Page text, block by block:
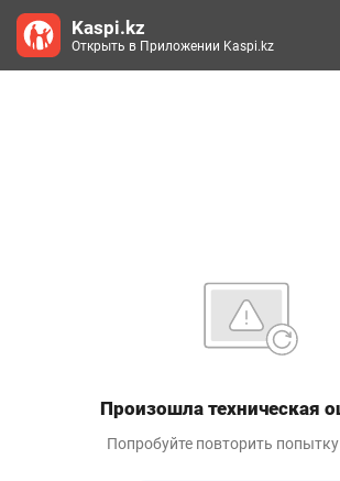
Произошла техническая
Попробуйте повторить
Kaspi.kz
Открыть в Приложении Kaspi.kz